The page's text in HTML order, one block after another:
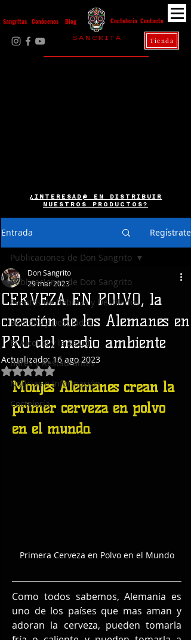
Sangritas Conócenos Contacto
Blog Coctelería
Tienda
S A N G R I T A
¿INTERESAD@ EN DISTRIBUIR
NUESTROS PRODUCTOS?
Entrada Regístrate
Publicaciones de Don Sangrito
Eventos de Bebidas y Destilados
Bebidas y Destilados
El Alcohol y la Salud
Bares y Restaurantes
Noticias e Información
Coctelería
Publicaciones de Don Sangrito
CERVEZA EN POLVO, la
creación de los Alemanes en
PRO del medio ambiente
Don Sangrito
29 mar 2023
Actualizado:16 ago 2023
Obtuvo NaN de 5 estrellas.
Monjes Alemanes crean la
primer cerveza en polvo
en el mundo.
Primera Cerveza en Polvo en el Mundo
Como todos sabemos, Alemania es
uno de los países que mas aman y
adoran la cerveza, pueden tomarla